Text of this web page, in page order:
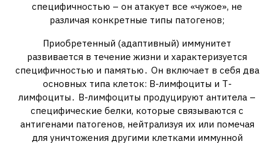
специфичностью – он атакует все «чужое», не
различая конкретные типы патогенов;
Приобретенный (адаптивный) иммунитет
развивается в течение жизни и характеризуется
специфичностью и памятью․ Он включает в себя два
основных типа клеток: В-лимфоциты и Т-
лимфоциты․ В-лимфоциты продуцируют антитела –
специфические белки, которые связываются с
антигенами патогенов, нейтрализуя их или помечая
для уничтожения другими клетками иммунной